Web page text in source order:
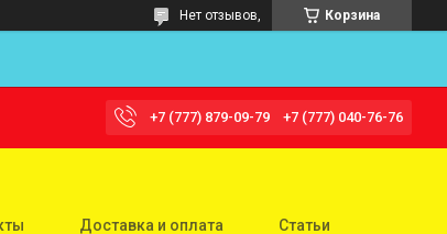
Корзина
Нет отзывов,
+7 (777) 879-09-79 +7 (777) 040-76-76
Доставка и оплата Статьи